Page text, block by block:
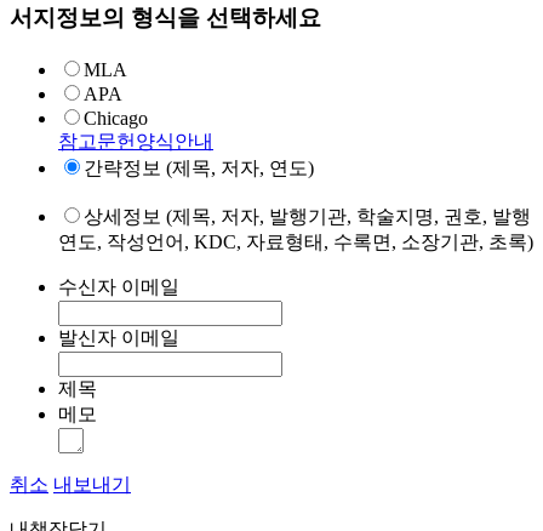
서지정보의 형식을 선택하세요
MLA
APA
Chicago
참고문헌양식안내
간략정보 (제목, 저자, 연도)
상세정보 (제목, 저자, 발행기관, 학술지명, 권호, 발행
연도, 작성언어, KDC, 자료형태, 수록면, 소장기관, 초록)
수신자 이메일
발신자 이메일
제목
메모
취소 내보내기